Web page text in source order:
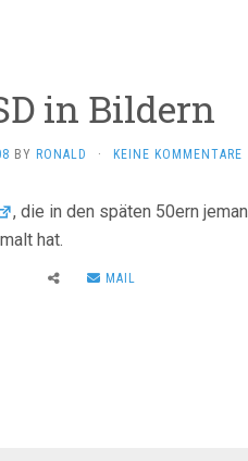
in Bildern
BY RONALD · KEINE KOMMENTARE
, die in den späten 50ern
hat.
MAIL